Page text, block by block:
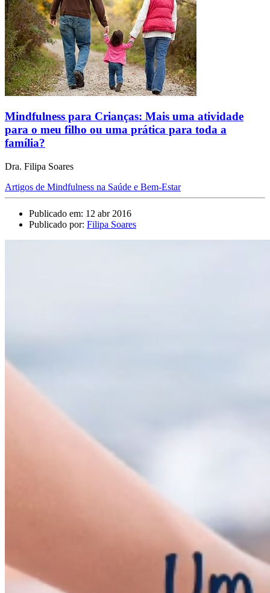
Mindfulness para Crianças: Mais uma atividade
para o meu filho ou uma prática para toda a
família?
Dra. Filipa Soares
Artigos de Mindfulness na Saúde e Bem-Estar
Publicado em: 12 abr 2016
Publicado por: Filipa Soares